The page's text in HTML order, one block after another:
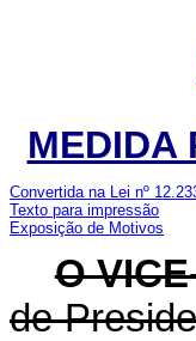
MEDIDA
Convertida na Lei nº
Texto para impressão
Exposição de Motivos
O
de